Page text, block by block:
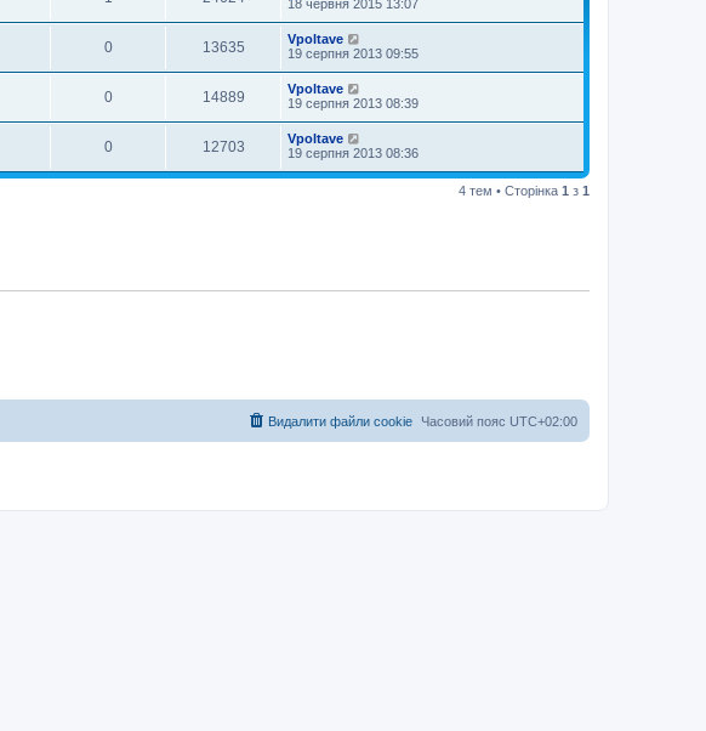
18 червня 2015 13:07
0 13635
Vpoltave
19 серпня 2013 09:55
0 14889
Vpoltave
19 серпня 2013 08:39
0 12703
Vpoltave
19 серпня 2013 08:36
4 тем • Сторінка 1 з 1
Часовий пояс UTC+02:00
Видалити файли cookie